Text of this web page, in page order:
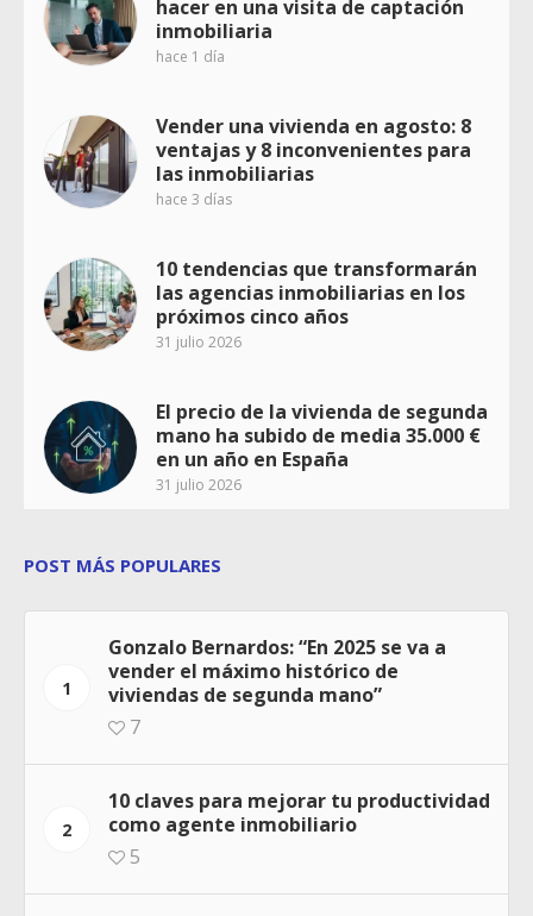
hacer en una visita de captación
inmobiliaria
hace 1 día
Vender una vivienda en agosto: 8
ventajas y 8 inconvenientes para
las inmobiliarias
hace 3 días
10 tendencias que transformarán
las agencias inmobiliarias en los
próximos cinco años
31 julio 2026
El precio de la vivienda de segunda
mano ha subido de media 35.000 €
en un año en España
31 julio 2026
POST MÁS POPULARES
1
Gonzalo Bernardos: “En 2025 se va a
vender el máximo histórico de
viviendas de segunda mano”
7
2
10 claves para mejorar tu productividad
como agente inmobiliario
5